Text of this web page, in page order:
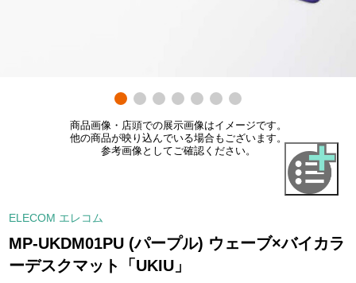
商品画像・店頭での展示画像はイメージです。
他の商品が映り込んでいる場合もございます。
参考画像としてご確認ください。
ELECOM エレコム
MP-UKDM01PU (パープル) ウェーブ×バイカラ
ーデスクマット「UKIU」